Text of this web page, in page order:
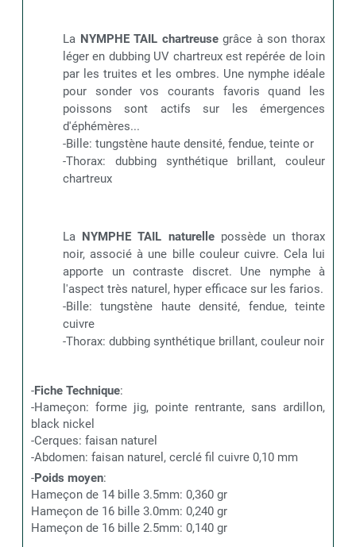
La NYMPHE TAIL chartreusegrâce à son thorax
léger en dubbing UV chartreux est repérée de loin
par les truites et les ombres. Une nymphe idéale
pour sonder vos courants favoris quand les
poissons sont actifs sur les émergences
d'éphémères...
-Bille: tungstène haute densité, fendue, teinte or
-Thorax: dubbing synthétique brillant, couleur
chartreux
La NYMPHE TAIL naturelle possède un thorax
noir, associé à une bille couleur cuivre. Cela lui
apporte un contraste discret. Une nymphe à
l'aspect très naturel, hyper efficace sur les farios.
-Bille: tungstène haute densité, fendue, teinte
cuivre
-Thorax: dubbing synthétique brillant, couleur noir
-Fiche Technique:
-Hameçon: forme jig, pointe rentrante, sans ardillon,
black nickel
-Cerques: faisan naturel
-Abdomen: faisan naturel, cerclé fil cuivre 0,10 mm
-Poids moyen:
Hameçon de 14 bille 3.5mm: 0,360 gr
Hameçon de 16 bille 3.0mm: 0,240 gr
Hameçon de 16 bille 2.5mm: 0,140 gr